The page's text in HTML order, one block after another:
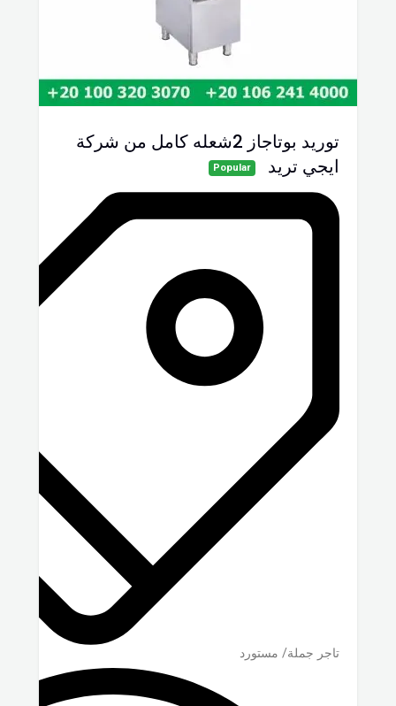
توريد بوتاجاز 2شعله كامل من شركة
ايجي تريد
Popular
تاجر جملة/ مستورد